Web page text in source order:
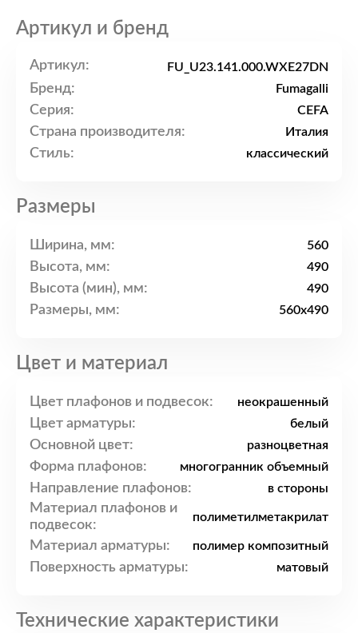
Артикул и бренд
Артикул: FU_U23.141.000.WXE27DN
Бренд: Fumagalli
Серия: CEFA
Страна производителя: Италия
Стиль: классический
Размеры
Ширина, мм: 560
Высота, мм: 490
Высота (мин), мм: 490
Размеры, мм: 560x490
Цвет и материал
Цвет плафонов и подвесок: неокрашенный
Цвет арматуры: белый
Основной цвет: разноцветная
Форма плафонов: многогранник объемный
Направление плафонов: в стороны
Материал плафонов и
подвесок:
полиметилметакрилат
Материал арматуры: полимер композитный
Поверхность арматуры: матовый
Технические характеристики